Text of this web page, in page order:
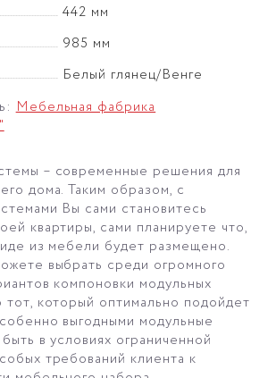
442 мм
985 мм
Белый глянец/Венге
Мебельная фабрика
– современные решения для
дома. Таким образом, с
Вы сами становитесь
квартиры, сами планируете что,
из мебели будет размещено.
выбрать среди огромного
компоновки модульных
который оптимально подойдет
выгодными модульные
в условиях ограниченной
требований клиента к